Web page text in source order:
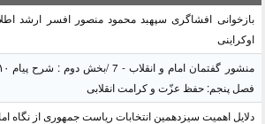
بازخوانی افشاگری سپهبد محمود منصور افسر ارشد
اوکراینی
فصل پنجم: حفظ عزّت و کرامت انقلابی
دلایل اهمیت سیزدهمین انتخابات ریاست جمهوری از نگاه